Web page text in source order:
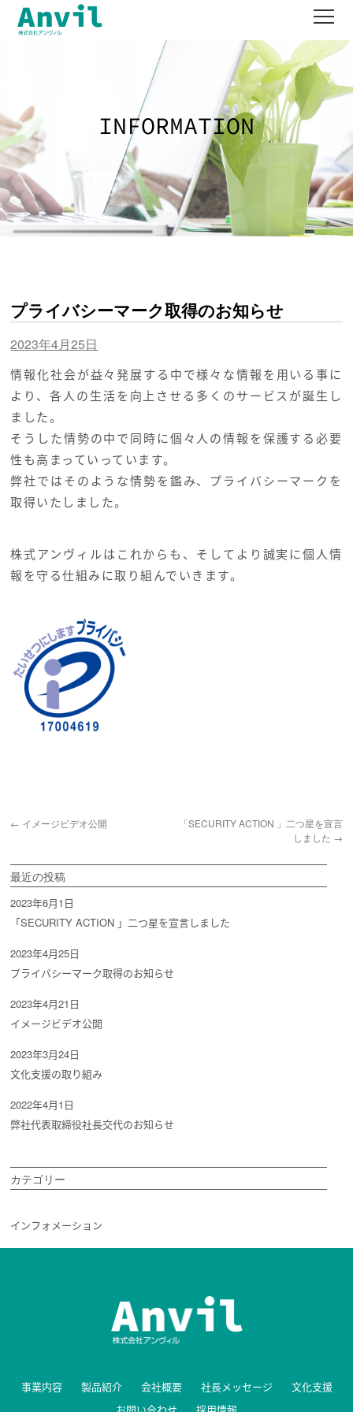
works
company
contact
recruit
プライバシーマーク取得のお知らせ
2023年4月25日
情報化社会が益々発展する中で様々な情報を用いる事に
より、各人の生活を向上させる多くのサービスが誕生し
ました。
そうした情勢の中で同時に個々人の情報を保護する必要
性も高まっていっています。
弊社ではそのような情勢を鑑み、プライバシーマークを
取得いたしました。
株式アンヴィルはこれからも、そしてより誠実に個人情
報を守る仕組みに取り組んでいきます。
← イメージビデオ公開
「SECURITY ACTION 」二つ星を宣言
しました →
最近の投稿
「SECURITY ACTION 」二つ星を宣言しました
2023年6月1日
プライバシーマーク取得のお知らせ
2023年4月25日
イメージビデオ公開
2023年4月21日
文化支援の取り組み
2023年3月24日
弊社代表取締役社長交代のお知らせ
2022年4月1日
カテゴリー
インフォメーション
事業内容 製品紹介 会社概要 社長メッセージ
文化支援
お問い合わせ
採用情報